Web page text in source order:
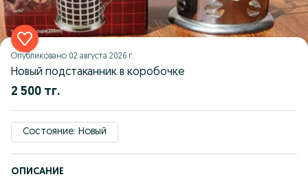
Опубликовано 02 августа 2026 г.
Новый подстаканник в коробочке
2 500 тг.
Состояние: Новый
ОПИСАНИЕ